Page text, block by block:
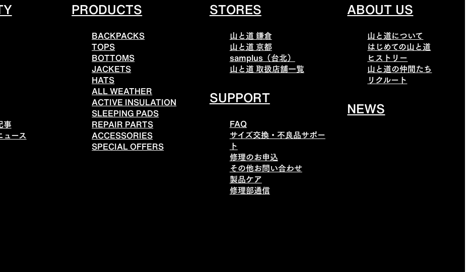
事
ュース
PRODUCTS
BACKPACKS
TOPS
BOTTOMS
JACKETS
HATS
ALL WEATHER
ACTIVE INSULATION
SLEEPING PADS
REPAIR PARTS
ACCESSORIES
SPECIAL OFFERS
STORES
山と道 鎌倉
山と道 京都
samplus（台北）
山と道 取扱店舗一覧
SUPPORT
FAQ
サイズ交換・不良品サポー
ト
修理のお申込
その他お問い合わせ
製品ケア
修理部通信
ABOUT US
山と道について
はじめての山と道
ヒストリー
山と道の仲間たち
リクルート
NEWS